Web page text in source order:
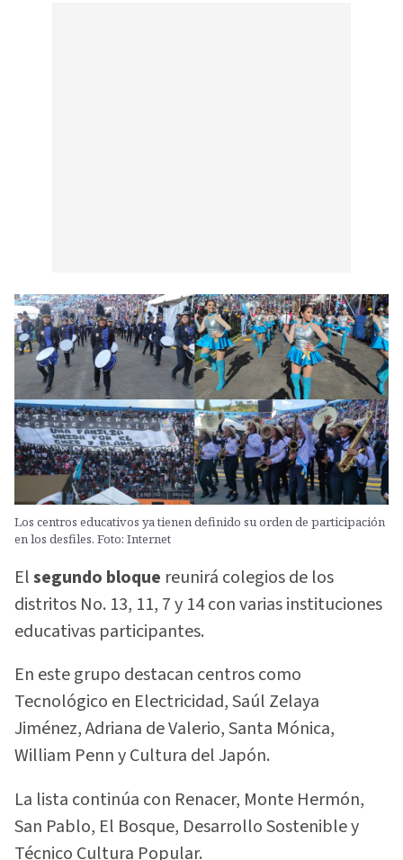
Los centros educativos ya tienen definido su orden de participación
en los desfiles. Foto: Internet
Elsegundo bloque reunirá colegios de los
distritos No. 13, 11, 7 y 14 con varias instituciones
educativas participantes.
En este grupo destacan centros como
Tecnológico en Electricidad, Saúl Zelaya
Jiménez, Adriana de Valerio, Santa Mónica,
William Penn y Cultura del Japón.
La lista continúa con Renacer, Monte Hermón,
San Pablo, El Bosque, Desarrollo Sostenible y
Técnico Cultura Popular.